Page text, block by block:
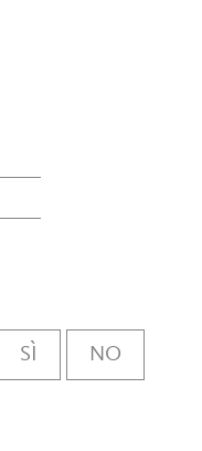
SÌ NO